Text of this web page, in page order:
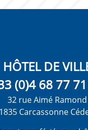
HÔTEL DE
(0)4 68 77
32 rue Aimé Ramond
Carcassonne